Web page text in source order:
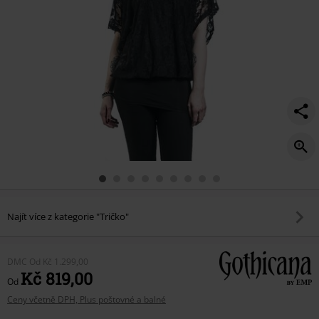
Najít více z kategorie "Tričko"
DMC Od Kč 1.299,00
Od Kč 819,00
Ceny včetně DPH, Plus poštovné a balné